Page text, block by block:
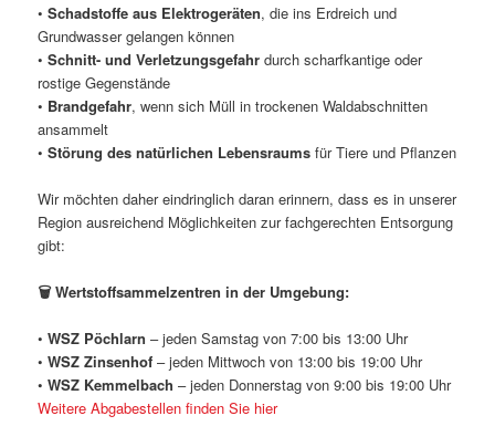
•Schadstoffe aus Elektrogeräten, die ins Erdreich und
Grundwasser gelangen können
•Schnitt- und Verletzungsgefahr durch scharfkantige oder
rostige Gegenstände
• Brandgefahr, wenn sich Müll in trockenen Waldabschnitten
ansammelt
•Störung des natürlichen Lebensraums für Tiere und Pflanzen
Wir möchten daher eindringlich daran erinnern, dass es in unserer
Region ausreichend Möglichkeiten zur fachgerechten Entsorgung
gibt:
🗑️ Wertstoffsammelzentren in der Umgebung:
•WSZ Pöchlarn– jeden Samstag von 7:00 bis 13:00 Uhr
•WSZ Zinsenhof – jeden Mittwoch von 13:00 bis 19:00 Uhr
•WSZ Kemmelbach – jeden Donnerstag von 9:00 bis 19:00 Uhr
Weitere Abgabestellen finden Sie hier